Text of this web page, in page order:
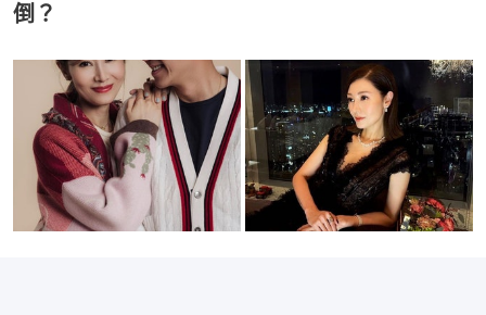
倒？